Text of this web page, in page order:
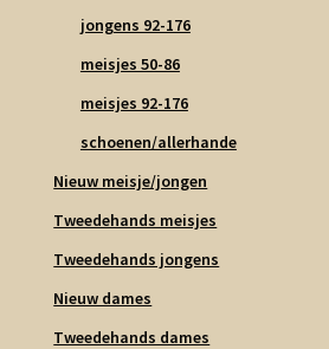
jongens 92-176
meisjes 50-86
meisjes 92-176
schoenen/allerhande
Nieuw meisje/jongen
Tweedehands meisjes
Tweedehands jongens
Nieuw dames
Tweedehands dames